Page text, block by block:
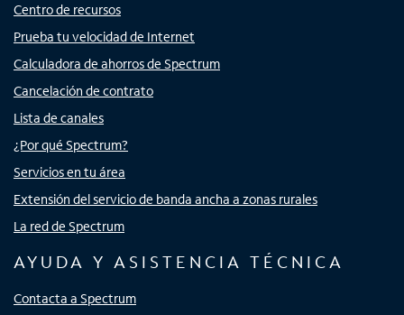
Centro de recursos
Prueba tu velocidad de Internet
Calculadora de ahorros de Spectrum
Cancelación de contrato
Lista de canales
¿Por qué Spectrum?
Servicios en tu área
Extensión del servicio de banda ancha a zonas rurales
La red de Spectrum
AYUDA Y ASISTENCIA TÉCNICA
Contacta a Spectrum